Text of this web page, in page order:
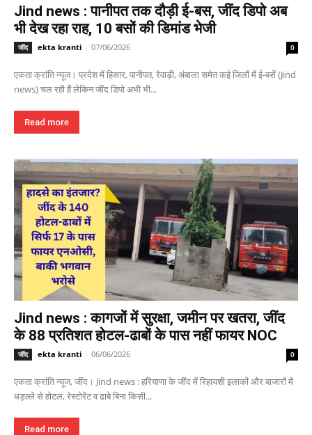
Jind news : पानीपत तक दौड़ी ई-बस, जींद डिपो अब
भी देख रहा राह, 10 बसों की डिमांड भेजी
जींद ekta kranti - 07/06/2026 0
एकता क्रांति न्यूज। प्रदेश में हिसार, पानीपत, रेवाड़ी, अंबाला समेत कई जिलों में ई-बसें (Jind
news) चल रही हैं लेकिन जींद डिपो अभी भी...
Read more
Jind news : कागजों में सुरक्षा, जमीन पर खतरा, जींद
के 88 प्रतिशत होटल-ढाबों के पास नहीं फायर NOC
जींद ekta kranti - 06/06/2026 0
एकता क्रांति न्यूज, जींद। Jind news : हरियाणा के जींद में रिहायशी इलाकों और बाजारों में
धड़ल्ले से होटल, रेस्टोरेंट व ढाबे बिना किसी...
Read more